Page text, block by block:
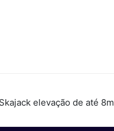
elevação de até 8m